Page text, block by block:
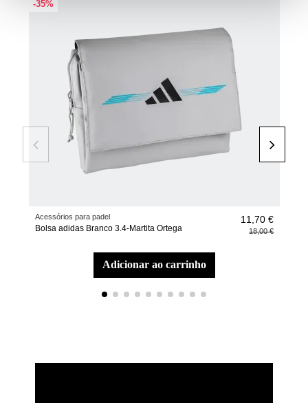
-35%
Acessórios para padel
Bolsa adidas Branco 3.4-Martita Ortega
11,70 €
18,00 €
adicionar ao carrinho